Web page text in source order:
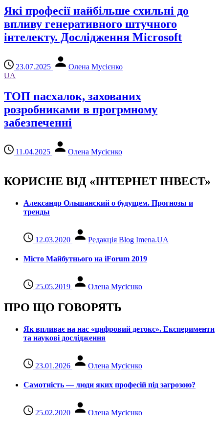
Які професії найбільше схильні до
впливу генеративного штучного
інтелекту. Дослідження Microsoft
23.07.2025
Олена Мусієнко
UA
ТОП пасхалок, захованих
розробниками в прогрмному
забезпеченні
11.04.2025 Олена Мусієнко
КОРИСНЕ ВІД «ІНТЕРНЕТ ІНВЕСТ»
Александр Ольшанский о будущем. Прогнозы и
тренды
12.03.2020 Редакція Blog Imena.UA
Місто Майбутнього на iForum 2019
25.05.2019 Олена Мусієнко
ПРО ЩО ГОВОРЯТЬ
Як впливає на нас «цифровий детокс». Експерименти
та наукові дослідження
23.01.2026 Олена Мусієнко
Самотність — люди яких професій під загрозою?
25.02.2020 Олена Мусієнко